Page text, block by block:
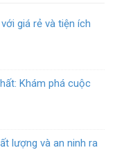
giá rẻ và tiện ích
Khám phá cuộc
lượng và an ninh ra